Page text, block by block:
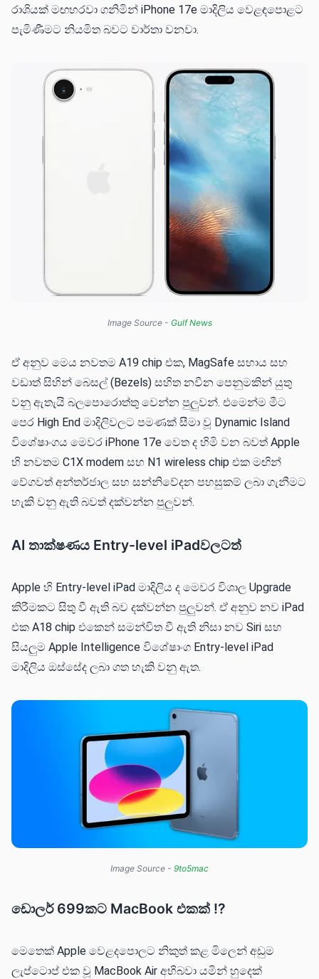
රාශියක් මඟහරවා ගනිමින් iPhone 17e මාදිලිය වෙළඳපොළට
පැමිණීමට නියමිත බවට වාර්තා වනවා.
Image Source - Gulf News
ඒ අනුව මෙය නවතම A19 chip එක, MagSafe සහාය සහ
වඩාත් සිහින් බෙසල් (Bezels) සහිත නවීන පෙනුමකින් යුතු
වනු ඇතැයි බලපොරොත්තු වෙන්න පුලුවන්. එමෙන්ම මීට
පෙර High End මාදිලිවලට පමණක් සීමා වූ Dynamic Island
විශේෂාංගය මෙවර iPhone 17e වෙත ද හිමි වන බවත් Apple
හි නවතම C1X modem සහ N1 wireless chip එක මඟින්
වේගවත් අන්තර්ජාල සහ සන්නිවේදන පහසුකම් ලබා ගැනීමට
හැකි වනු ඇති බවත් දක්වන්න පුලුවන්.
AI තාක්ෂණය Entry-level iPadවලටත්
Apple හි Entry-level iPad මාදිලිය ද මෙවර විශාල Upgrade
කිරීමකට සිතු වී ඇති බව දක්වන්න පුලුවන්. ඒ අනුව නව iPad
එක A18 chip එකෙන් සමන්විත වී ඇති නිසා නව Siri සහ
සියලුම Apple Intelligence විශේෂාංග Entry-level iPad
මාදිලිය ඔස්සේද ලබා ගත හැකි වනු ඇත.
Image Source - 9to5mac
ඩොලර් 699කට MacBook එකක් !?
මෙතෙක් Apple වෙළදපොලට නිකුත් කළ මිලෙන් අඩුම
ලැප්ටොප් එක වූ MacBook Air අභිබවා යමින් හුදෙක්